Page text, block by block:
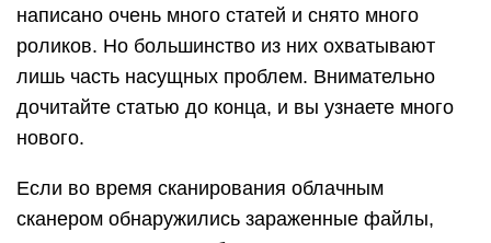
написано очень много статей и снято много
роликов. Но большинство из них охватывают
лишь часть насущных проблем. Внимательно
дочитайте статью до конца, и вы узнаете много
нового.
Если во время сканирования облачным
сканером обнаружились зараженные файлы,